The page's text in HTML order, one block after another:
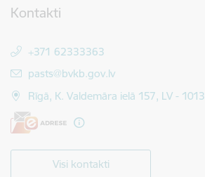
Kontakti
+371 62333363
E-pasts:
pasts@bvkb.gov.lv
Rīgā, K. Valdemāra ielā 157, LV - 1013
Visi kontakti